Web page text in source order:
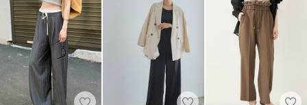
サイズ
品番
MG0818_613140010
613140010-19-99 MG0818